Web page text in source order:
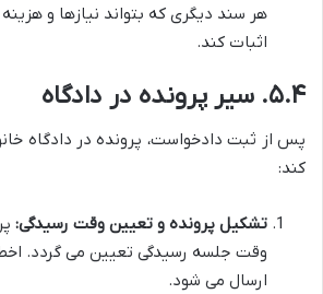
هر سند دیگری که بتواند نیازها و
اثبات کند.
۵.۴. سیر پرونده در دادگاه
پس از ثبت دادخواست، پرونده در دادگاه
کند:
تشکیل پرونده و تعیین وقت رسیدگی:
وقت جلسه رسیدگی تعیین می گردد.
ارسال می شود.